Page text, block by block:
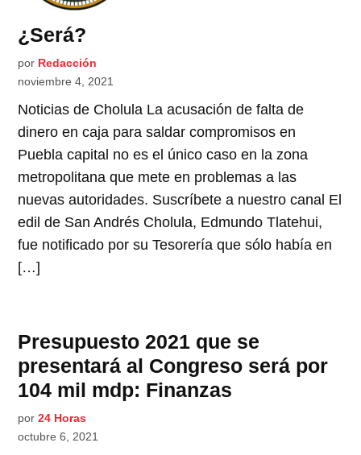
¿Será?
por Redacción
noviembre 4, 2021
Noticias de Cholula La acusación de falta de
dinero en caja para saldar compromisos en
Puebla capital no es el único caso en la zona
metropolitana que mete en problemas a las
nuevas autoridades. Suscríbete a nuestro canal El
edil de San Andrés Cholula, Edmundo Tlatehui,
fue notificado por su Tesorería que sólo había en
[…]
Presupuesto 2021 que se
presentará al Congreso será por
104 mil mdp: Finanzas
por 24 Horas
octubre 6, 2021